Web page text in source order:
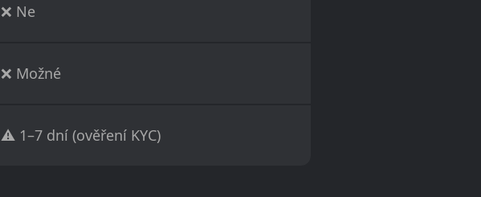
❌ Ne
❌ Možné
⚠️ 1–7 dní (ověření KYC)